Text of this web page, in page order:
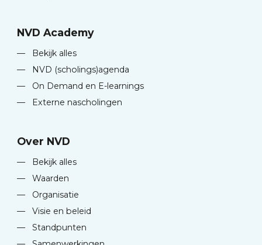
NVD Academy
—
Bekijk alles
—
NVD (scholings)agenda
—
On Demand en E-learnings
—
Externe nascholingen
Over NVD
—
Bekijk alles
—
Waarden
—
Organisatie
—
Visie en beleid
—
Standpunten